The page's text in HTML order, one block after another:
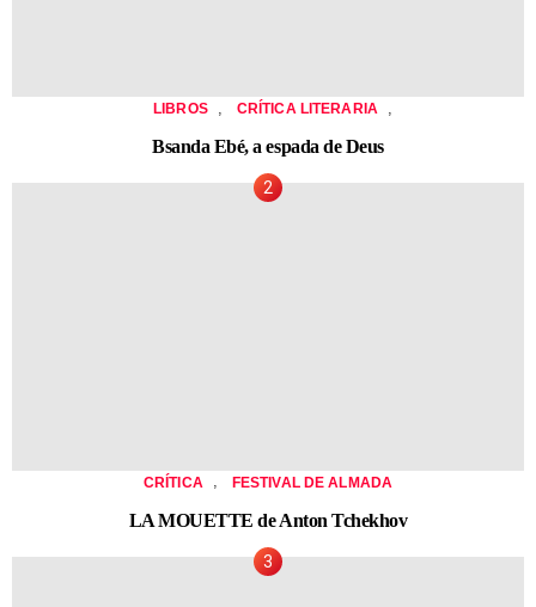
LIBROS CRÍTICA LITERARIA
Bsanda Ebé, a espada de Deus
CRÍTICA , FESTIVAL DE ALMADA
LA MOUETTE de Anton Tchekhov